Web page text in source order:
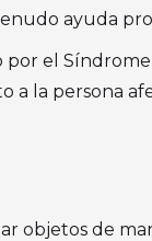
ayuda
el Síndrome
a la persona
objetos de